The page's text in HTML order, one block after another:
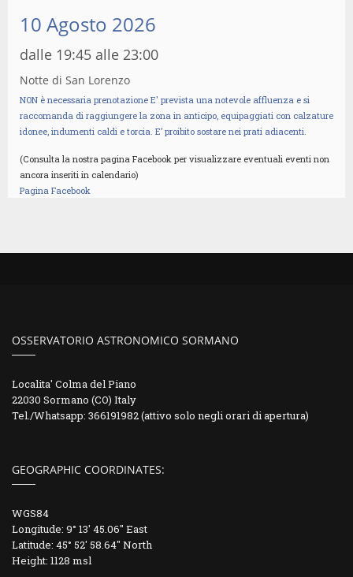
10 Agosto 2026
dalle 19:45 alle 23:00
Notte di San Lorenzo
NON è necessaria prenotazione E' prevista una notevole affluenza e si
raccomanda di raggiungere la zona in anticipo, equipaggiati con calzature
idonee, indumenti caldi e torcia. E’ proibito sostare nei prati adiacenti.
(Consulta la nostra pagina Facebook per visualizzare eventuali eventi non
ancora inseriti in calendario)
Pagina Facebook
OSSERVATORIO ASTRONOMICO SORMANO
Localita' Colma del Piano
22030 Sormano (CO) Italy
Tel./Whatsapp: 366191982 (attivo solo negli orari di apertura)
GEOGRAPHIC COORDINATES:
WGS84
Longitude: 9° 13' 45.06" East
Latitude: 45° 52' 58.64" North
Height: 1128 msl